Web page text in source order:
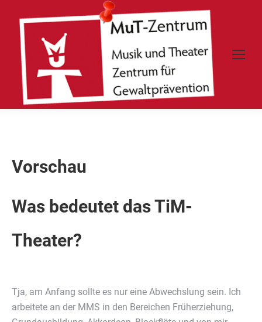
Vorschau
Was bedeutet das TiM-
Theater?
Tja, am Anfang sollte es nur eine Abwechslung sein. Ich
arbeitete an der MMS in den Bereichen Früherziehung,